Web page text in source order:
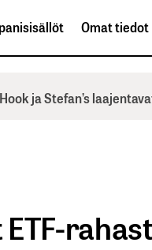
Omat tiedot
ja Stefan’s